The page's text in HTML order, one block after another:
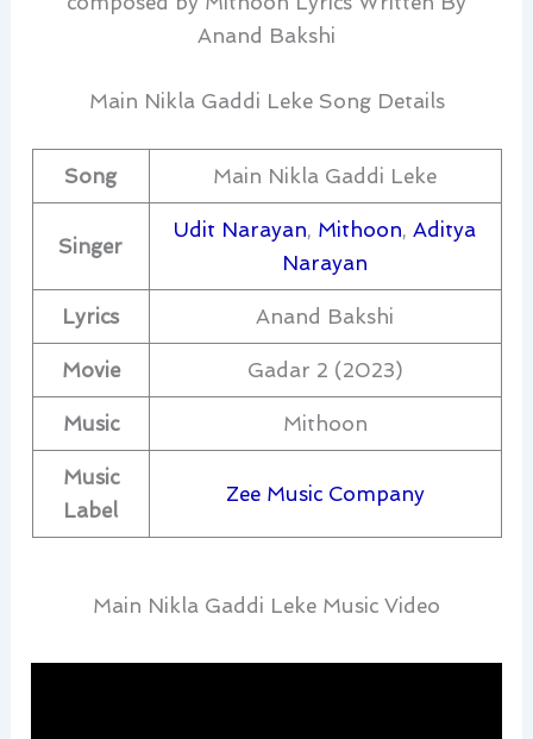
Anand Bakshi
Main Nikla Gaddi Leke Song Details
Song Main Nikla Gaddi Leke
Singer
Udit Narayan, Mithoon, Aditya
Narayan
Lyrics Anand Bakshi
Movie Gadar 2 (2023)
Music Mithoon
Music
Label
Zee Music Company
Main Nikla Gaddi Leke Music Video